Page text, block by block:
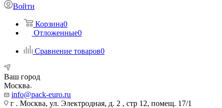
Войти
Корзина0
Отложенные0
Сравнение товаров0
Ваш город
Москва
info@pack-euro.ru
г . Москва, ул. Электродная, д. 2 , стр 12, помещ. 17/1